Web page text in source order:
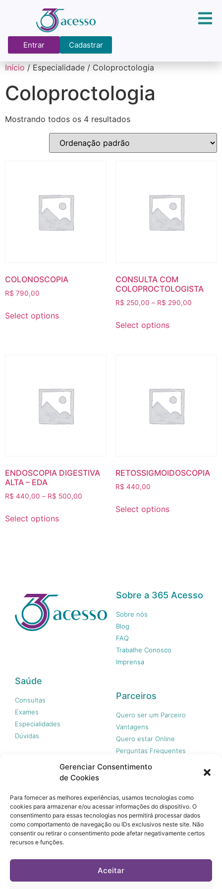
Gerenciar Consentimento
de Cookies
Para fornecer as melhores experiências, usamos tecnologias como
cookies para armazenar e/ou acessar informações do dispositivo. O
consentimento para essas tecnologias nos permitirá processar dados
como comportamento de navegação ou IDs exclusivos neste site. Não
consentir ou retirar o consentimento pode afetar negativamente certos
recursos e funções.
Aceitar
Entrar Cadastrar
Início / Especialidade / Coloproctologia
Coloproctologia
Mostrando todos os 4 resultados
COLONOSCOPIA
R$ 790,00
Select options
CONSULTA COM
COLOPROCTOLOGISTA
R$ 250,00 – R$ 290,00
Select options
ENDOSCOPIA DIGESTIVA
ALTA – EDA
R$ 440,00 – R$ 500,00
Select options
RETOSSIGMOIDOSCOPIA
R$ 440,00
Select options
Sobre a 365 Acesso
Sobre nós
Blog
FAQ
Trabalhe Conosco
Imprensa
Saúde
Consultas
Exames
Especialidades
Dúvidas
Parceiros
Quero ser um Parceiro
Vantagens
Quero estar Online
Perguntas Frequentes
cobertura financeira de riscos e de custos assistenciais à
saúde. Você paga apenas quando usar, sem taxa de adesão,